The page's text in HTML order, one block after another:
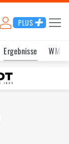
PLUS
Ergebnisse WM-